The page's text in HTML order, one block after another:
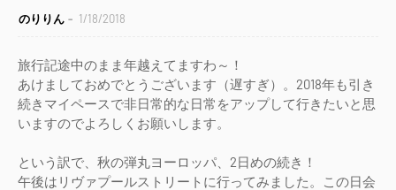
のりりん 1/18/2018
旅行記途中のまま年越えてますわ～！
あけましておめでとうございます（遅すぎ）。2018年も引き
続きマイペースで非日常的な日常をアップして行きたいと思
いますのでよろしくお願いします。
という訳で、秋の弾丸ヨーロッパ、2日めの続き！
午後はリヴァプールストリートに行ってみました。この日会